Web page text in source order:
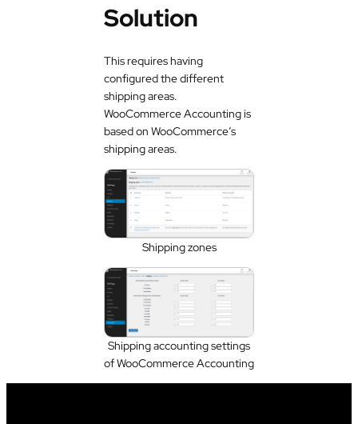
Solution
This requires having
configured the different
shipping areas.
WooCommerce Accounting is
based on WooCommerce’s
shipping areas.
Shipping zones
Shipping accounting settings
of WooCommerce Accounting